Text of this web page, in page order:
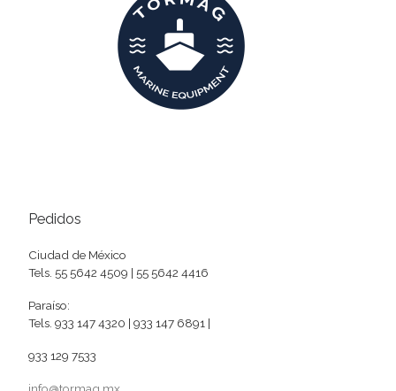
Pedidos
Ciudad de México
Tels. 55 5642 4509 | 55 5642 4416
Paraíso:
Tels. 933 147 4320 | 933 147 6891 |
933 129 7533